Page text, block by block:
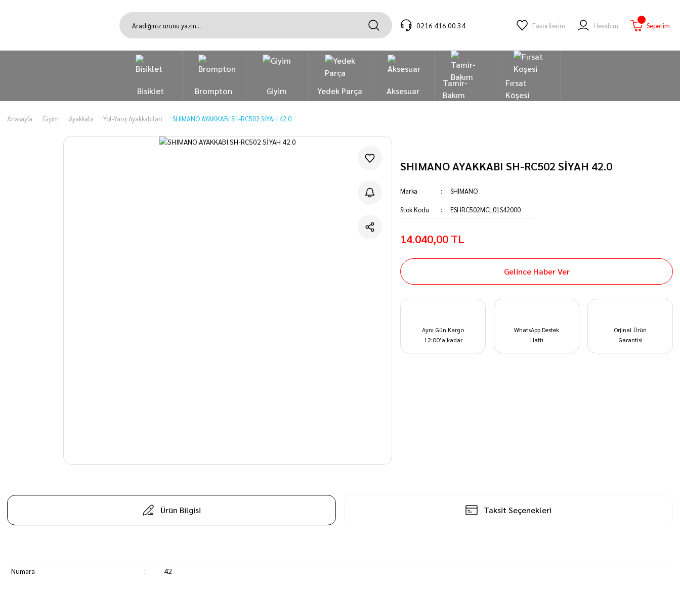
0216 416 00 34 Favorilerim Hesabım Sepetim
Bisiklet Brompton Giyim Yedek Parça Aksesuar
Tamir-
Bakım
Fırsat
Köşesi
Anasayfa Giyim Ayakkabı Yol-Yarış Ayakkabıları SHIMANO AYAKKABI SH-RC502 SİYAH 42.0
SHIMANO AYAKKABI SH-RC502 SİYAH 42.0
Marka SHIMANO
Stok Kodu ESHRC502MCL01S42000
14.040,00 TL
Gelince Haber Ver
Aynı Gün Kargo
12:00’a kadar
WhatsApp Destek
Hattı
Orjinal Ürün
Garantisi
Ürün Bilgisi Taksit Seçenekleri
Numara : 42